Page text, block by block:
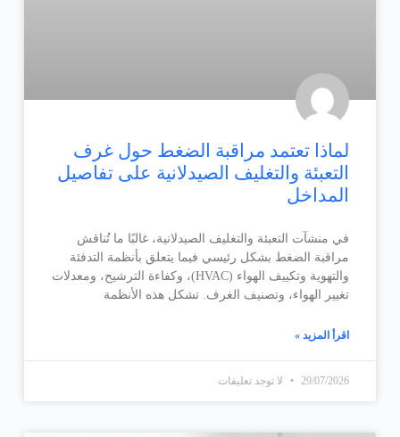
لماذا تعتمد مراقبة الضغط حول غرف
التعبئة والتغليف الصيدلانية على تفاصيل
المداخل
في منشآت التعبئة والتغليف الصيدلانية، غالبًا ما تُناقش
مراقبة الضغط بشكل رئيسي فيما يتعلق بأنظمة التدفئة
والتهوية وتكييف الهواء (HVAC)، وكفاءة الترشيح، ومعدلات
تغيير الهواء، وتصنيف الغرف. تشكل هذه الأنظمة
اقرأ المزيد »
29/07/2026 لا توجد تعليقات